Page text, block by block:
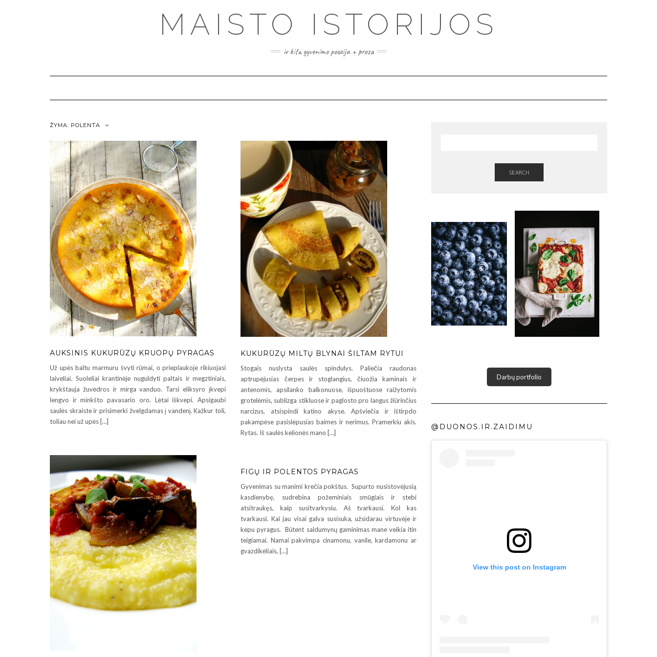
MAISTO ISTORIJOS
ir kita gyvenimo poezija + proza
ŽYMA: POLENTA
AUKSINIS KUKURŪZŲ KRUOPŲ PYRAGAS
Už upės baltu marmuru švyti rūmai, o prieplaukoje rikiuojasi
laiveliai. Suoleliai krantinėje nuguldyti paltais ir megztiniais,
krykštauja žuvėdros ir mirga vanduo. Tarsi eliksyro įkvepi
lengvo ir minkšto pavasario oro. Lėtai iškvepi. Apsigaubi
saulės skraiste ir prisimerki žvelgdamas į vandenį. Kažkur toli,
toliau nei už upės […]
KUKURŪZŲ MILTŲ BLYNAI ŠILTAM RYTUI
Stogais nuslysta saulės spindulys. Paliečia raudonas
aptrupėjusias čerpes ir stoglangius, čiuožia kaminais ir
antenomis, apsilanko balkonuose, išpuoštuose raižytomis
grotelėmis, sublizga stikluose ir paglosto pro langus žiūrinčius
narcizus, atsispindi katino akyse. Apšviečia ir ištirpdo
pakampėse pasislėpusias baimes ir nerimus. Pramerkiu akis.
Rytas. Iš saulės kelionės mano […]
FIGŲ IR POLENTOS PYRAGAS
Gyvenimas su manimi krečia pokštus. Supurto nusistovėjusią
kasdienybę, sudrebina požeminiais smūgiais ir stebi
atsitraukęs, kaip susitvarkysiu. Aš tvarkausi. Kol kas
tvarkausi. Kai jau visai galva susisuka, užsidarau virtuvėje ir
kepu pyragus. Būtent saldumynų gaminimas mane veikia itin
teigiamai. Namai pakvimpa cinamonu, vanile, kardamonu ar
gvazdikėliais, […]
SEARCH
Darbų portfolio
@DUONOS.IR.ZAIDIMU
View this post on Instagram